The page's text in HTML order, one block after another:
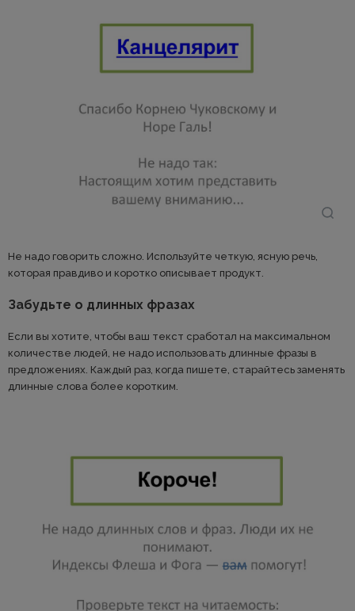
Не надо говорить сложно. Используйте четкую, ясную речь,
которая правдиво и коротко описывает продукт.
Забудьте о длинных фразах
Если вы хотите, чтобы ваш текст сработал на максимальном
количестве людей, не надо использовать длинные фразы в
предложениях. Каждый раз, когда пишете, старайтесь заменять
длинные слова более коротким.